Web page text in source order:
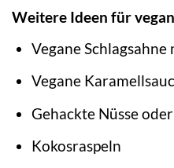
Weitere Ideen für
Vegane
Vegane
Gehackte Nüsse
Kokosraspeln